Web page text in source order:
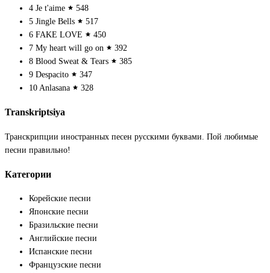
4 Je t'aime
548
5 Jingle Bells
517
6 FAKE LOVE
450
7 My heart will go on
392
8 Blood Sweat & Tears
385
9 Despacito
347
10 Anlasana 328
Transkriptsiya
Транскрипции иностранных песен русскими буквами. Пой любимые
песни правильно!
Категории
Корейские песни
Японские песни
Бразильские песни
Английские песни
Испанские песни
Французские песни